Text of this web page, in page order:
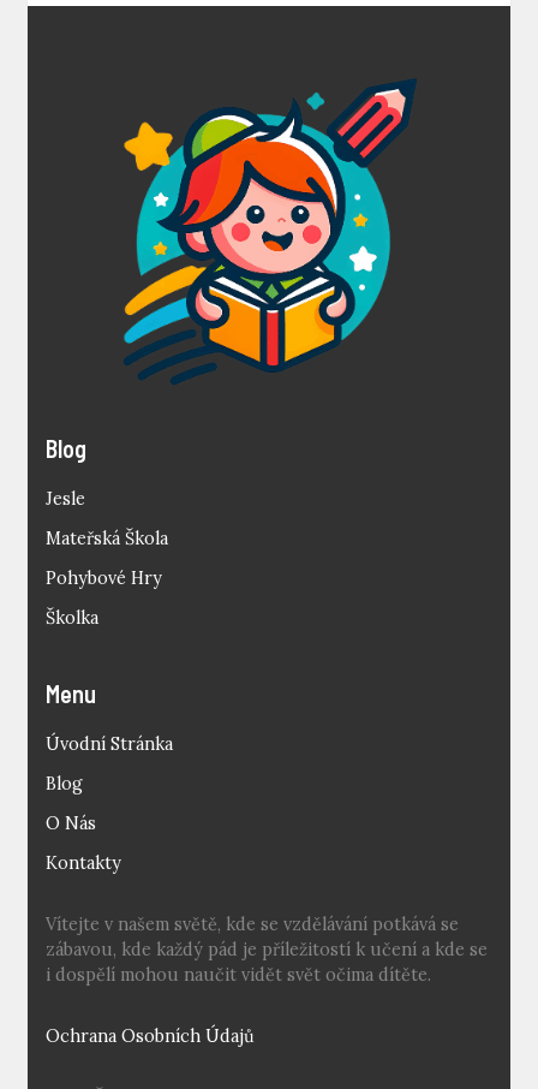
Blog
Jesle
Mateřská Škola
Pohybové Hry
Školka
Menu
Úvodní Stránka
Blog
O Nás
Kontakty
Vítejte v našem světě, kde se vzdělávání potkává se
zábavou, kde každý pád je příležitostí k učení a kde se
i dospělí mohou naučit vidět svět očima dítěte.
Ochrana Osobních Údajů